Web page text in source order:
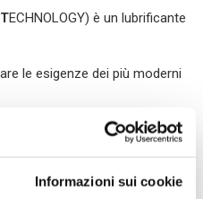
Informazioni sui cookie
TECHNOLOGY) è un lubrificante
le esigenze dei più moderni
fino a EURO VI,
nel movimento terra.